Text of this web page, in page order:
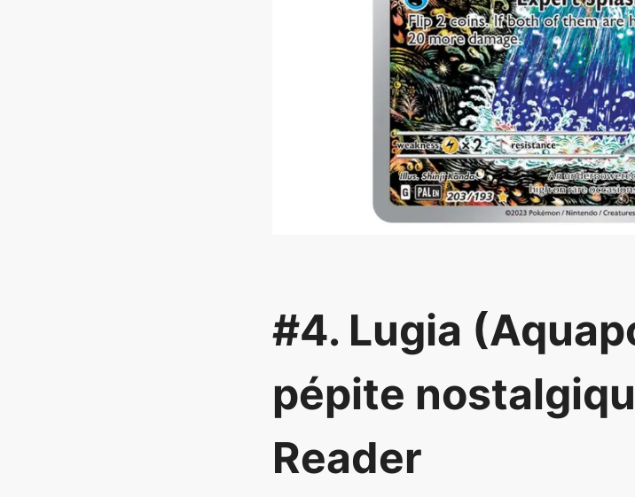
#4. Lugia
pépite
Reader